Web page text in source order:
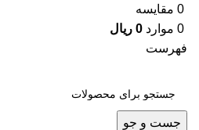
0 مقایسه
0 موارد 0 ریال
فهرست
جست و جو